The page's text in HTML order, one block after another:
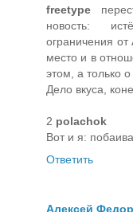
freetype
новость:
ограничения
место и в
этом, а только о
Дело вкуса,
2 polachok
Вот и я:
Ответить
Алексей